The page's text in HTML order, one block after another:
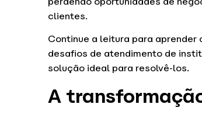
clientes.
Continue a leitura para aprender
desafios de atendimento de
solução ideal para resolvê-los.
A